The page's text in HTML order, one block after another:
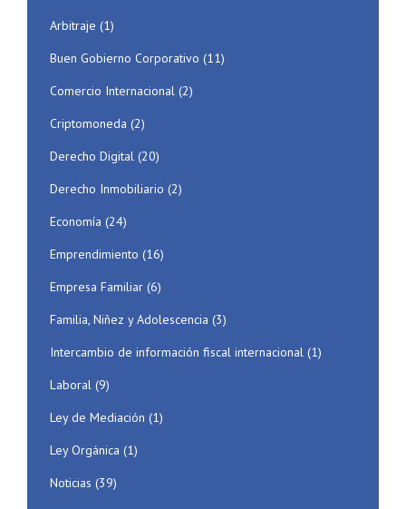
Arbitraje (1)
Buen Gobierno Corporativo (11)
Comercio Internacional (2)
Criptomoneda (2)
Derecho Digital (20)
Derecho Inmobiliario (2)
Economía (24)
Emprendimiento (16)
Empresa Familiar (6)
Familia, Niñez y Adolescencia (3)
Intercambio de información fiscal internacional (1)
Laboral (9)
Ley de Mediación (1)
Ley Orgánica (1)
Noticias (39)